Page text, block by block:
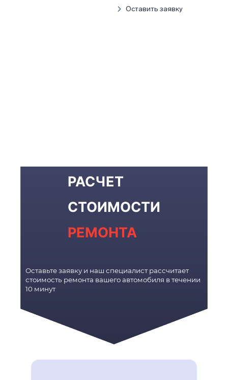
Оставить заявку
РАСЧЕТ
СТОИМОСТИ
РЕМОНТА
Оставьте заявку и наш специалист рассчитает
стоимость ремонта вашего автомобиля в течении
10 минут